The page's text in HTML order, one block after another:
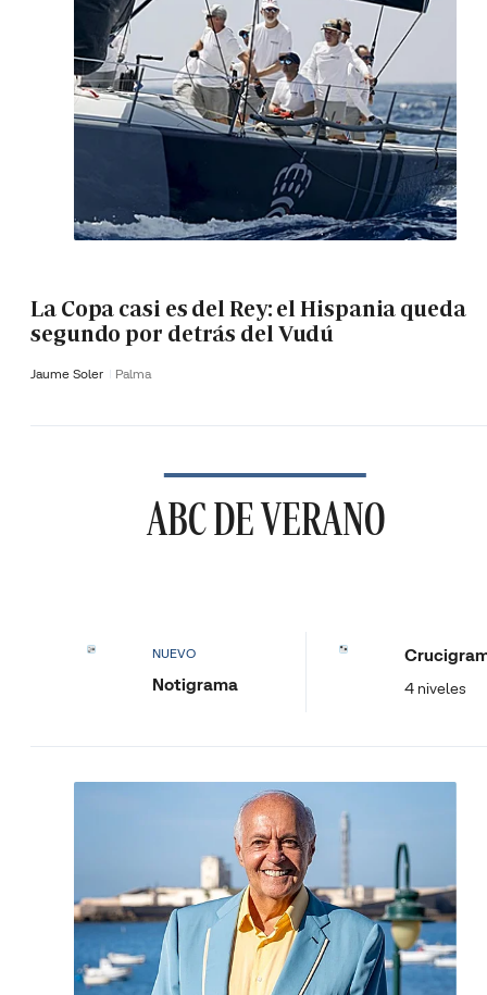
La Copa casi es del Rey: el Hispania queda
segundo por detrás del Vudú
Jaume Soler Palma
ABC DE VERANO
NUEVO
Notigrama 4 niveles